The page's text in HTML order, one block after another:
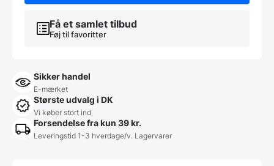
JUPITER
DEMO*
antal Få et samlet tilbud
Føj til favoritter
Sikker handel
E-mærket
Største udvalg i DK
Vi køber stort ind
Forsendelse fra kun 39 kr.
Leveringstid 1-3 hverdage/v. Lagervarer